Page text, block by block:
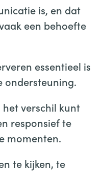
is, en dat
een behoefte
essentieel is
ondersteuning.
verschil kunt
responsief te
momenten.
te kijken, te